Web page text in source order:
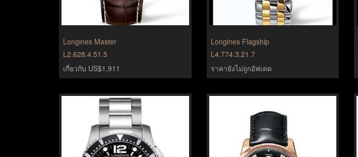
Longines Master
L2.628.4.51.5
เกี่ยวกับ US$1,911
Longines Flagship
L4.774.3.21.7
ราคายังไม่ถูกอัฟเดด